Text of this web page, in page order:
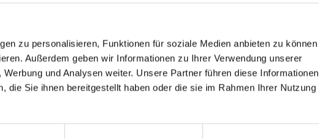
zu personalisieren, Funktionen für soziale Medien anbieten zu können
Außerdem geben wir Informationen zu Ihrer Verwendung unserer
und Analysen weiter. Unsere Partner führen diese Informationen
die Sie ihnen bereitgestellt haben oder die sie im Rahmen Ihrer Nutzung
Anschluss Pause
- Interaktion ist jederzeit